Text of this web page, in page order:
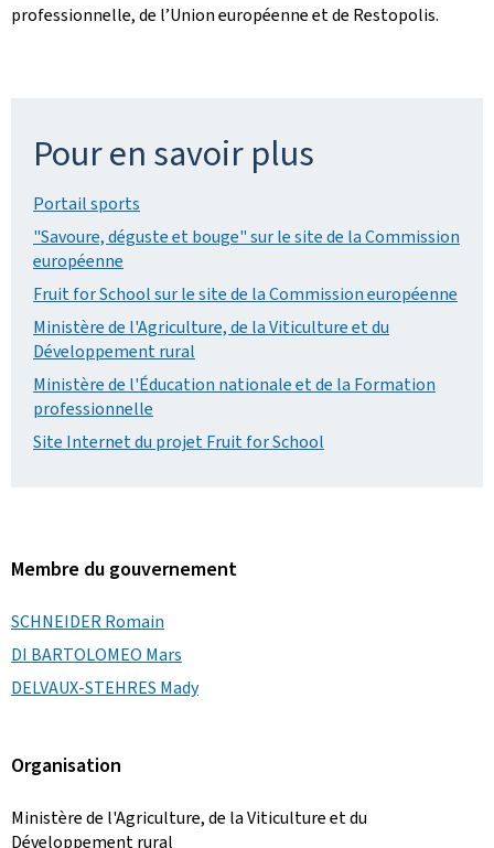
professionnelle, de l’Union européenne et de Restopolis.
Pour en savoir plus
Portail sports
"Savoure, déguste et bouge" sur le site de la Commission
européenne
Fruit for School sur le site de la Commission européenne
Ministère de l'Agriculture, de la Viticulture et du
Développement rural
Ministère de l'Éducation nationale et de la Formation
professionnelle
Site Internet du projet Fruit for School
Membre du gouvernement
SCHNEIDER Romain
DI BARTOLOMEO Mars
DELVAUX-STEHRES Mady
Organisation
Ministère de l'Agriculture, de la Viticulture et du
Développement rural